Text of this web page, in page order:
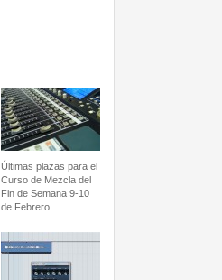
Últimas plazas para el
Curso de Mezcla del
Fin de Semana 9-10
de Febrero